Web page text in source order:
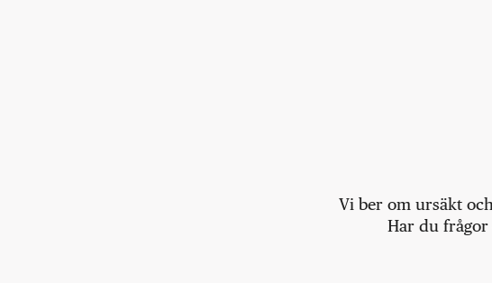
Vi ber om ursäkt
Har du frågor